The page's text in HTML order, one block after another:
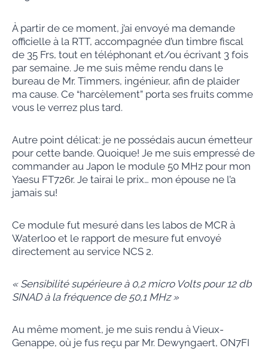
À partir de ce moment, j’ai envoyé ma demande
officielle à la RTT, accompagnée d’un timbre fiscal
de 35 Frs, tout en téléphonant et/ou écrivant 3 fois
par semaine. Je me suis même rendu dans le
bureau de Mr. Timmers, ingénieur, afin de plaider
ma cause. Ce “harcèlement” porta ses fruits comme
vous le verrez plus tard.
Autre point délicat: je ne possédais aucun émetteur
pour cette bande. Quoique! Je me suis empressé de
commander au Japon le module 50 MHz pour mon
Yaesu FT726r. Je tairai le prix… mon épouse ne l’a
jamais su!
Ce module fut mesuré dans les labos de MCR à
Waterloo et le rapport de mesure fut envoyé
directement au service NCS 2.
« Sensibilité supérieure à 0,2 micro Volts pour 12 db
SINAD à la fréquence de 50,1 MHz »
Au même moment, je me suis rendu à Vieux-
Genappe, où je fus reçu par Mr. Dewyngaert, ON7FI